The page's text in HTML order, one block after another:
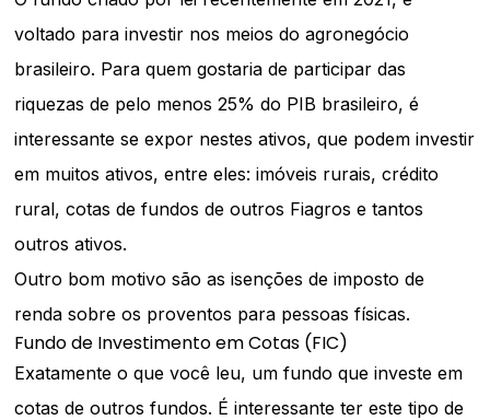
voltado para investir nos meios do agronegócio
brasileiro. Para quem gostaria de participar das
riquezas de pelo menos 25% do PIB brasileiro, é
interessante se expor nestes ativos, que podem investir
em muitos ativos, entre eles: imóveis rurais, crédito
rural, cotas de fundos de outros Fiagros e tantos
outros ativos.
Outro bom motivo são as isenções de imposto de
renda sobre os proventos para pessoas físicas.
Fundo de Investimento em Cotas (FIC)
Exatamente o que você leu, um fundo que investe em
cotas de outros fundos. É interessante ter este tipo de